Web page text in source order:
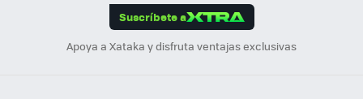
Suscríbete a
Apoya a Xataka y disfruta ventajas exclusivas